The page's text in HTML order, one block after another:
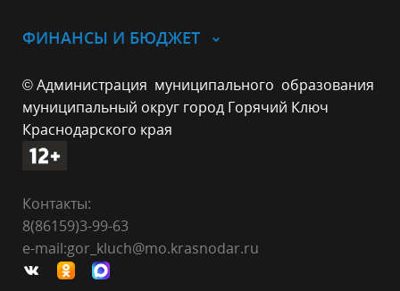
ФИНАНСЫ И БЮДЖЕТ
© Администрация муниципального образования
муниципальный округ город Горячий Ключ
Краснодарского края
Контакты:
8(86159)3-99-63
e-mail:gor_kluch@mo.krasnodar.ru